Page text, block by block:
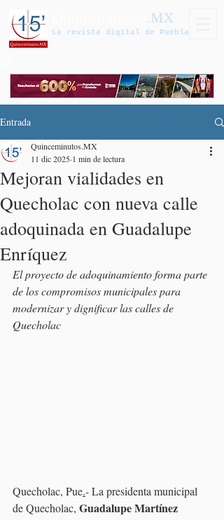
.MX
La revista digital de Puebla
Entrada
Mejoran vialidades en
Quecholac con nueva calle
adoquinada en Guadalupe
Enríquez
Quinceminutos.MX
11 dic 2025 1 min de lectura
El proyecto de adoquinamiento forma parte
de los compromisos municipales para
modernizar y dignificar las calles de
Quecholac
Quecholac, Pue.- La presidenta municipal
de Quecholac, Guadalupe Martínez